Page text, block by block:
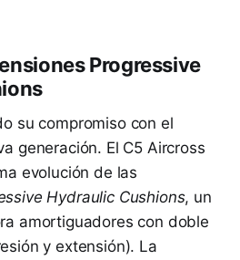
Progressive
su compromiso con el
generación. El C5 Aircross
evolución de las
Hydraulic Cushions, un
amortiguadores con doble
y extensión). La